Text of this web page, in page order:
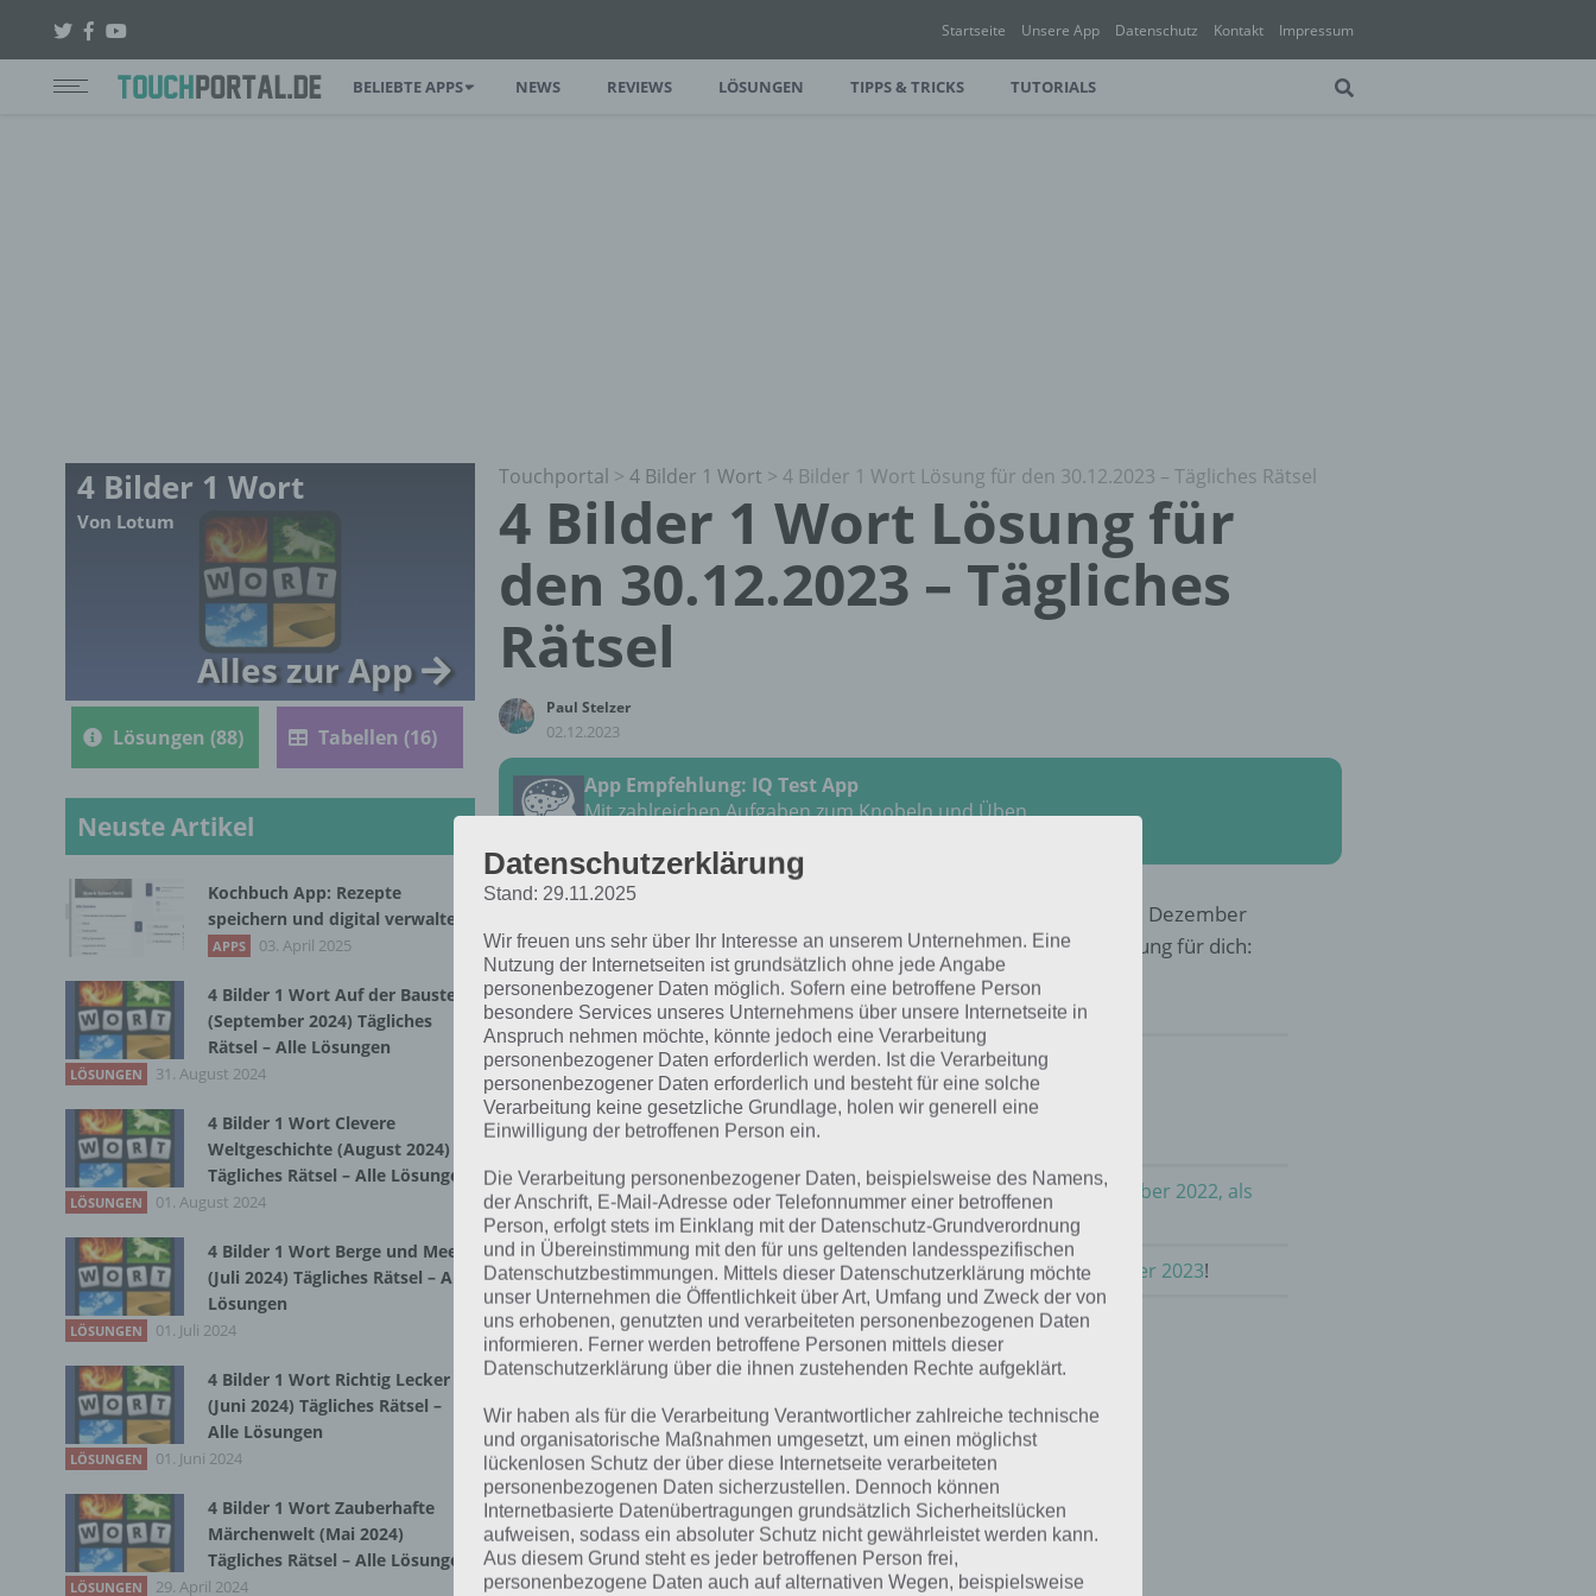
Startseite Unsere App Datenschutz Kontakt Impressum
BELIEBTE APPS NEWS REVIEWS LÖSUNGEN TIPPS & TRICKS TUTORIALS
Touchportal > 4 Bilder 1 Wort > 4 Bilder 1 Wort Lösung für den 30.12.2023 – Tägliches Rätsel
4 Bilder 1 Wort Lösung für
den 30.12.2023 – Tägliches
Rätsel
Paul Stelzer
02.12.2023
App Empfehlung: IQ Test App
Mit zahlreichen Aufgaben zum Knobeln und Üben
Die Lösung für das tägliche Rätsel vom 30.12.2023 zu So gemütlich im Dezember
2023 in 4 Bilder 1 Wort. Wenn du dort aktuell feststeckst, hier die Lösung für dich:
ZEICHNEN
Du suchst eine andere Lösung?
Tägliches BONUS Rätsel: Zur Lösung vom 30.12.2023
Rätsel aus dem Jahr 2022:Schau mal, was vor einem Jahr, im Dezember 2022, als
Lösung gesucht war
Zur Übersicht:4 Bilder 1 Wort Lösungen zu So gemütlich im Dezember 2023!
4 Bilder 1 Wort
Von Lotum
Alles zur App
Lösungen (88) Tabellen (16)
Neuste Artikel
Kochbuch App: Rezepte
speichern und digital verwalten
APPS 03. April 2025
4 Bilder 1 Wort Auf der Baustelle
(September 2024) Tägliches
Rätsel – Alle Lösungen
LÖSUNGEN 31. August 2024
4 Bilder 1 Wort Clevere
Weltgeschichte (August 2024)
Tägliches Rätsel – Alle Lösungen
LÖSUNGEN 01. August 2024
4 Bilder 1 Wort Berge und Meer
(Juli 2024) Tägliches Rätsel – Alle
Lösungen
LÖSUNGEN 01. Juli 2024
4 Bilder 1 Wort Richtig Lecker
(Juni 2024) Tägliches Rätsel –
Alle Lösungen
LÖSUNGEN 01. Juni 2024
4 Bilder 1 Wort Zauberhafte
Märchenwelt (Mai 2024)
Tägliches Rätsel – Alle Lösungen
LÖSUNGEN 29. April 2024
Datenschutzerklärung
Stand: 29.11.2025
Wir freuen uns sehr über Ihr Interesse an unserem Unternehmen. Eine
Nutzung der Internetseiten ist grundsätzlich ohne jede Angabe
personenbezogener Daten möglich. Sofern eine betroffene Person
besondere Services unseres Unternehmens über unsere Internetseite in
Anspruch nehmen möchte, könnte jedoch eine Verarbeitung
personenbezogener Daten erforderlich werden. Ist die Verarbeitung
personenbezogener Daten erforderlich und besteht für eine solche
Verarbeitung keine gesetzliche Grundlage, holen wir generell eine
Einwilligung der betroffenen Person ein.
Die Verarbeitung personenbezogener Daten, beispielsweise des Namens,
der Anschrift, E-Mail-Adresse oder Telefonnummer einer betroffenen
Person, erfolgt stets im Einklang mit der Datenschutz-Grundverordnung
und in Übereinstimmung mit den für uns geltenden landesspezifischen
Datenschutzbestimmungen. Mittels dieser Datenschutzerklärung möchte
unser Unternehmen die Öffentlichkeit über Art, Umfang und Zweck der von
uns erhobenen, genutzten und verarbeiteten personenbezogenen Daten
informieren. Ferner werden betroffene Personen mittels dieser
Datenschutzerklärung über die ihnen zustehenden Rechte aufgeklärt.
Wir haben als für die Verarbeitung Verantwortlicher zahlreiche technische
und organisatorische Maßnahmen umgesetzt, um einen möglichst
lückenlosen Schutz der über diese Internetseite verarbeiteten
personenbezogenen Daten sicherzustellen. Dennoch können
Internetbasierte Datenübertragungen grundsätzlich Sicherheitslücken
aufweisen, sodass ein absoluter Schutz nicht gewährleistet werden kann.
Aus diesem Grund steht es jeder betroffenen Person frei,
personenbezogene Daten auch auf alternativen Wegen, beispielsweise